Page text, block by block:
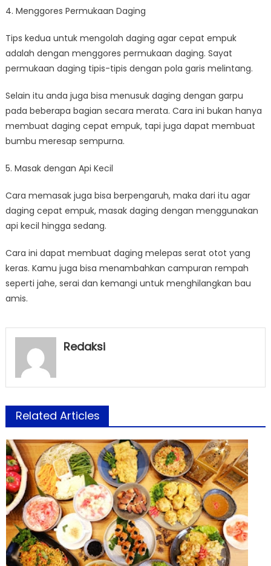
4. Menggores Permukaan Daging
Tips kedua untuk mengolah daging agar cepat empuk
adalah dengan menggores permukaan daging. Sayat
permukaan daging tipis-tipis dengan pola garis melintang.
Selain itu anda juga bisa menusuk daging dengan garpu
pada beberapa bagian secara merata. Cara ini bukan hanya
membuat daging cepat empuk, tapi juga dapat membuat
bumbu meresap sempurna.
5. Masak dengan Api Kecil
Cara memasak juga bisa berpengaruh, maka dari itu agar
daging cepat empuk, masak daging dengan menggunakan
api kecil hingga sedang.
Cara ini dapat membuat daging melepas serat otot yang
keras. Kamu juga bisa menambahkan campuran rempah
seperti jahe, serai dan kemangi untuk menghilangkan bau
amis.
Redaksi
Related Articles